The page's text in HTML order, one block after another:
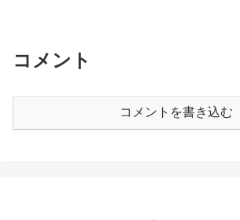
コメント
コメントを書き込む